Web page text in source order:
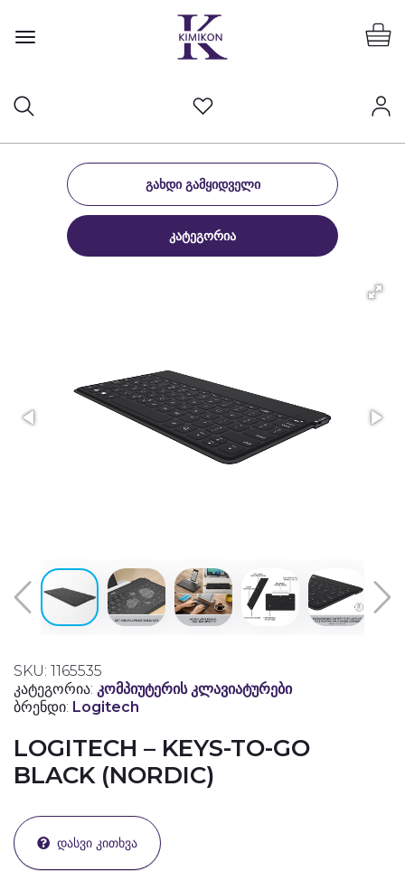
ᲒᲐᲮᲓᲘ ᲒᲐᲛᲧᲘᲓᲕᲔᲚᲘ
ᲙᲐᲢᲔᲒᲝᲠᲘᲐ
SKU: 1165535
კატეგორია: კომპიუტერის კლავიატურები
ბრენდი: Logitech
LOGITECH – KEYS-TO-GO
BLACK (NORDIC)
ᲓᲐᲡᲕᲘ ᲙᲘᲗᲮᲕᲐ